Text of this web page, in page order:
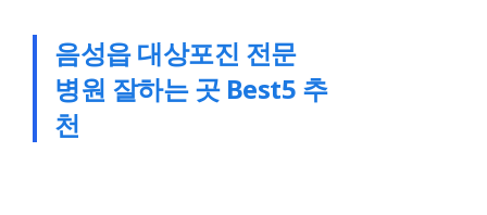
음성읍 대상포진 전문
병원 잘하는 곳 Best5 추
천